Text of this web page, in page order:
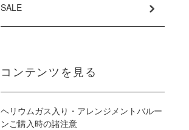
SALE
コンテンツを見る
ヘリウムガス入り・アレンジメントバルー
ンご購入時の諸注意